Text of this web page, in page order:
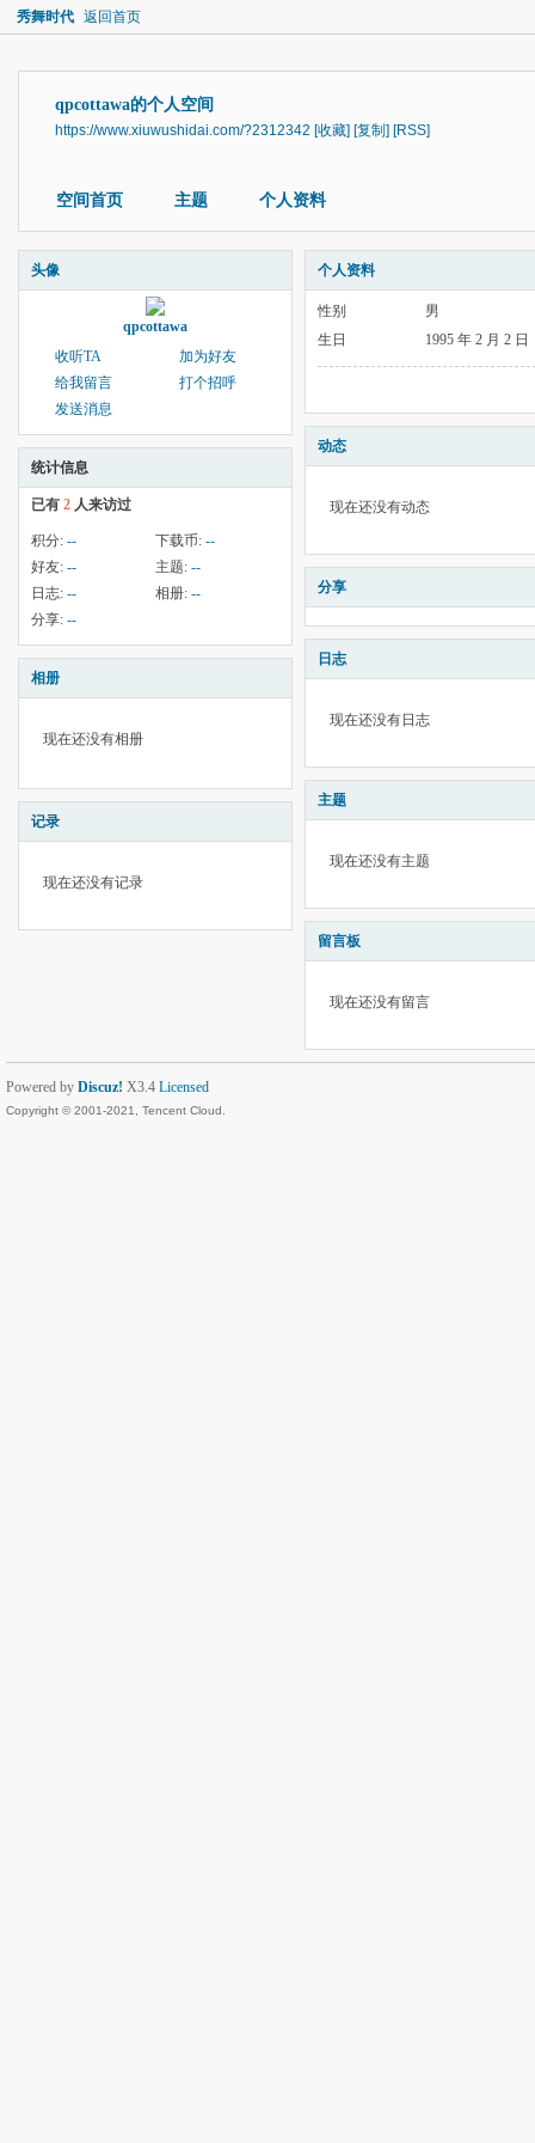
秀舞时代 返回首页
qpcottawa的个人空间
https://www.xiuwushidai.com/?2312342 [收藏] [复制] [RSS]
空间首页 主题 个人资料
头像
qpcottawa
收听TA
加为好友
给我留言
打个招呼
发送消息
统计信息
已有 2 人来访过
积分: -- 下载币: --
好友: -- 主题: --
日志: -- 相册: --
分享: --
相册
现在还没有相册
记录
现在还没有记录
个人资料
性别
男
生日
1995 年 2 月 2 日
动态
现在还没有动态
分享
日志
现在还没有日志
主题
现在还没有主题
留言板
现在还没有留言
Powered by Discuz! X3.4 Licensed
Copyright © 2001-2021, Tencent Cloud.